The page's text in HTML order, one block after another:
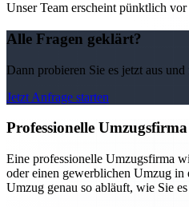
Unser Team erscheint pünktlich
Alle Fragen geklärt?
Dann probieren Sie es jetzt aus
Jetzt Anfrage starten
Professionelle
Eine professionelle Umzugsfirma
oder einen gewerblichen Umzug in
Umzug genau so abläuft, wie Sie